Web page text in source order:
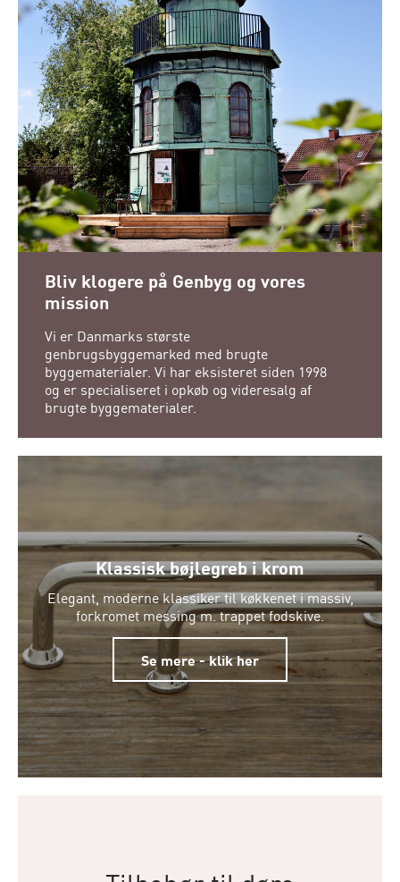
Bliv klogere på Genbyg og vores
mission
Vi er Danmarks største
genbrugsbyggemarked med brugte
byggematerialer. Vi har eksisteret siden 1998
og er specialiseret i opkøb og videresalg af
brugte byggematerialer.
Klassisk bøjlegreb i krom
Elegant, moderne klassiker til køkkenet i massiv,
forkromet messing m. trappet fodskive.
Se mere - klik her